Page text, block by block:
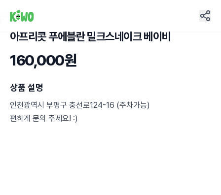
아프리콧 푸에블란 밀크스네이크 베이비
160,000원
상품 설명
인천광역시 부평구 충선로124-16 (주차가능)
편하게 문의 주세요! :)